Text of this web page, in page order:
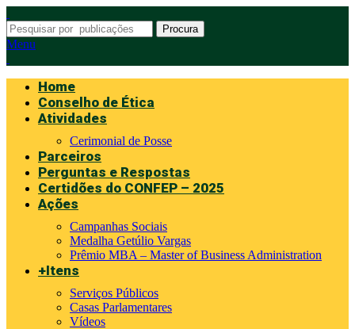
Procura
Menu
Home
Conselho de Ética
Atividades
Cerimonial de Posse
Parceiros
Perguntas e Respostas
Certidões do CONFEP – 2025
Ações
Campanhas Sociais
Medalha Getúlio Vargas
Prêmio MBA – Master of Business Administration
+Itens
Serviços Públicos
Casas Parlamentares
Vídeos